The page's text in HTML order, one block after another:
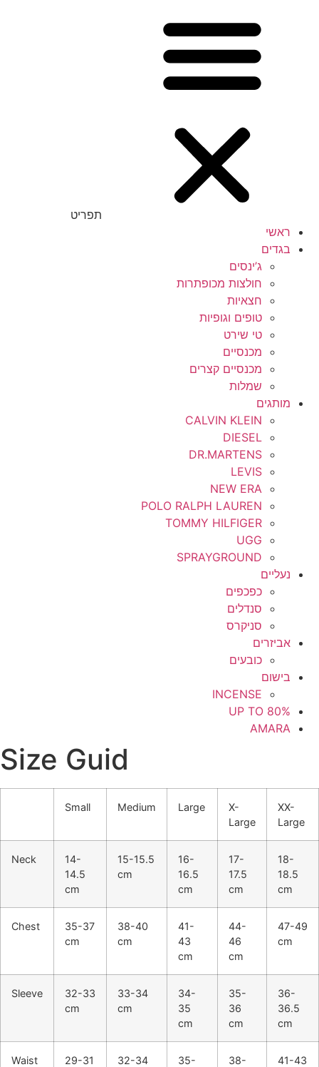
תפריט
ראשי
בגדים
ג’ינסים
חולצות מכופתרות
חצאיות
טופים וגופיות
טי שירט
מכנסיים
מכנסיים קצרים
שמלות
מותגים
CALVIN KLEIN
DIESEL
DR.MARTENS
LEVIS
NEW ERA
POLO RALPH LAUREN
TOMMY HILFIGER
UGG
SPRAYGROUND
נעליים
כפכפים
סנדלים
סניקרס
אביזרים
כובעים
בישום
INCENSE
UP TO 80%
AMARA
Size Guid
Small Medium Large
X-
Large
XX-
Large
Neck
14-
14.5
cm
15-15.5
cm
16-
16.5
cm
17-
17.5
cm
18-
18.5
cm
Chest
35-37
cm
38-40
cm
41-
43
cm
44-
46
cm
47-49
cm
Sleeve
32-33
cm
33-34
cm
34-
35
cm
35-
36
cm
36-
36.5
cm
Waist
29-31
32-34
35-
38-
41-43